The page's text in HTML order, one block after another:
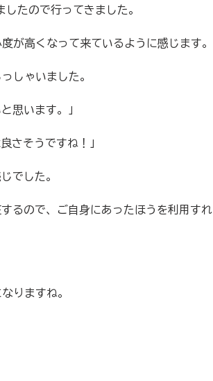
たので行ってきました。
が高くなって来ているように感じます。
しゃいました。
思います。」
さそうですね！」
でした。
るので、ご自身にあったほうを利用すれ
りますね。